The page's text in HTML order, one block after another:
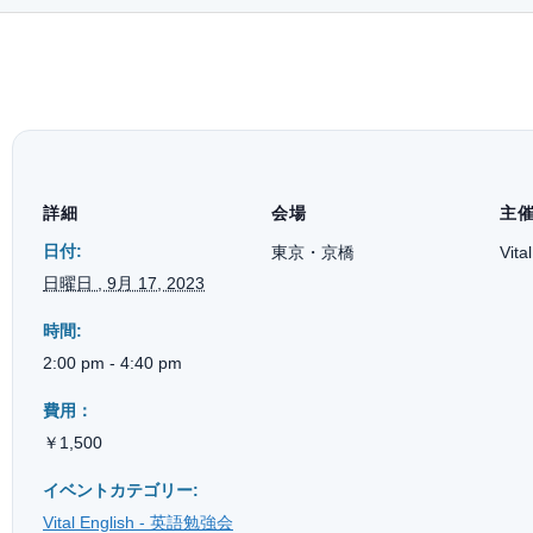
詳細
日付:
日曜日 , 9月 17, 2023
時間:
2:00 pm - 4:40 pm
費用：
￥1,500
イベントカテゴリー:
Vital English - 英語勉強会
会場
東京・京橋
主